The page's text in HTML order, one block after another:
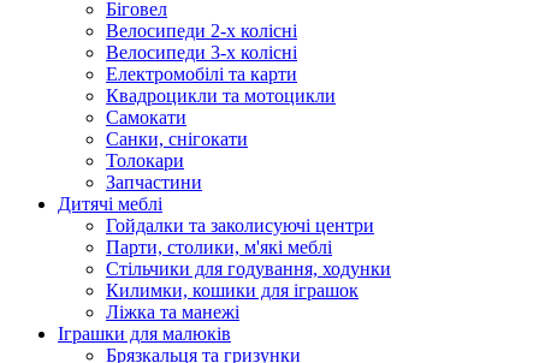
Біговел
Велосипеди 2-х колісні
Велосипеди 3-х колісні
Електромобілі та карти
Квадроцикли та мотоцикли
Самокати
Санки, снігокати
Толокари
Запчастини
Дитячі меблі
Гойдалки та заколисуючі центри
Парти, столики, м'які меблі
Стільчики для годування, ходунки
Килимки, кошики для іграшок
Ліжка та манежі
Іграшки для малюків
Брязкальця та гризунки